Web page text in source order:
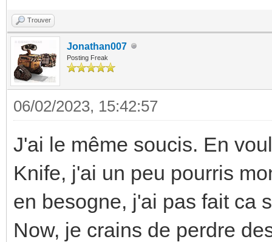
Trouver
Jonathan007
Posting Freak
06/02/2023, 15:42:57
J'ai le même soucis. En
Knife, j'ai un peu pourris
en besogne, j'ai pas fait ca
Now, je crains de perdre